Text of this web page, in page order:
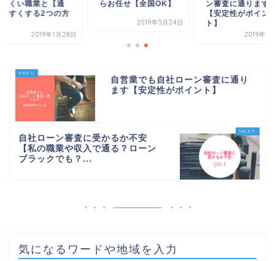
くい職業と【通
すくする2つの方
2019年1月28日
らお任せ【全国OK】
2019年5月24日
ン審査に通ります
【安定性がポイン
ト】
2019年1
自営業でも自社ローン審査に通り
ます【安定性がポイント】
自社ローン審査に受かるか不安
【私の職業や収入で通る？ローン
ブラックでも？...
気になるワードや地域を入力